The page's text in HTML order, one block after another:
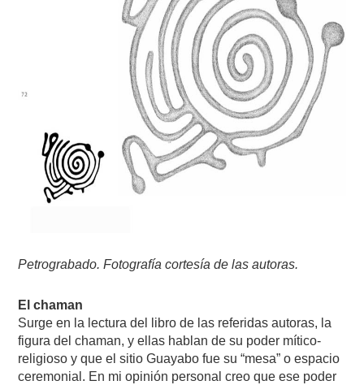
Petrograbado. Fotografía cortesía de las autoras.
El chaman
Surge en la lectura del libro de las referidas autoras, la
figura del chaman, y ellas hablan de su poder mítico-
religioso y que el sitio Guayabo fue su “mesa” o espacio
ceremonial. En mi opinión personal creo que ese poder